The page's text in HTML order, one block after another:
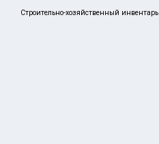
Строительно-хозяйственный инвентарь